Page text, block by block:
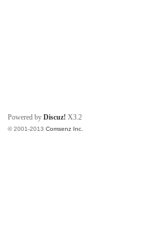
Powered byDiscuz! X3.2
© 2001-2013Comsenz Inc.